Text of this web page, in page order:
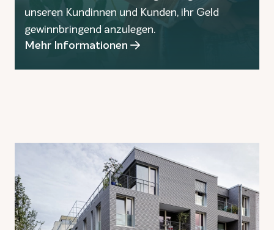
unseren Kundinnen und Kunden, ihr Geld
gewinnbringend anzulegen.
Mehr Informationen